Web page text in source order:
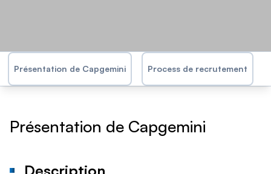
Présentation de Capgemini Process de recrutement
Présentation de Capgemini
Description